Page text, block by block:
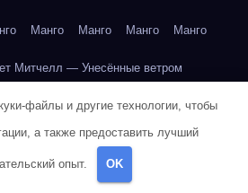
Манго Манго Манго Манго
Митчелл — Унесённые ветром
Приключения Тома Сойера
Приключения Тома Сойера
Приключения Тома Сойера
файлы и другие технологии, чтобы
а также предоставить лучший
опыт. OK